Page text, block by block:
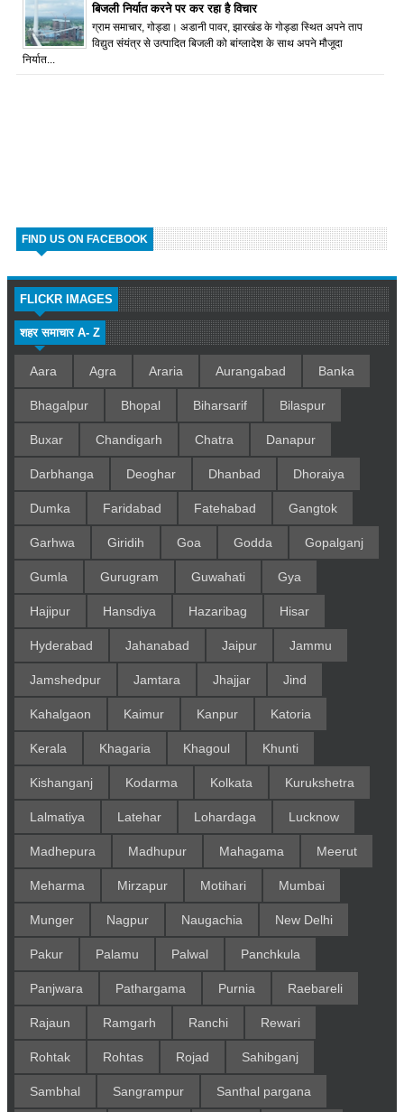
बिजली निर्यात करने पर कर रहा है विचार
ग्राम समाचार, गोड्डा। अडानी पावर, झारखंड के गोड्डा स्थित अपने ताप
विद्युत संयंत्र से उत्पादित बिजली को बांग्लादेश के साथ अपने मौजूदा
निर्यात...
FIND US ON FACEBOOK
FLICKR IMAGES
शहर समाचार A- Z
Aara Agra Araria Aurangabad Banka
Bhagalpur Bhopal Biharsarif Bilaspur
Buxar Chandigarh Chatra Danapur
Darbhanga Deoghar Dhanbad Dhoraiya
Dumka Faridabad Fatehabad Gangtok
Garhwa Giridih Goa Godda Gopalganj
Gumla Gurugram Guwahati Gya
Hajipur Hansdiya Hazaribag Hisar
Hyderabad Jahanabad Jaipur Jammu
Jamshedpur Jamtara Jhajjar Jind
Kahalgaon Kaimur Kanpur Katoria
Kerala Khagaria Khagoul Khunti
Kishanganj Kodarma Kolkata Kurukshetra
Lalmatiya Latehar Lohardaga Lucknow
Madhepura Madhupur Mahagama Meerut
Meharma Mirzapur Motihari Mumbai
Munger Nagpur Naugachia New Delhi
Pakur Palamu Palwal Panchkula
Panjwara Pathargama Purnia Raebareli
Rajaun Ramgarh Ranchi Rewari
Rohtak Rohtas Rojad Sahibganj
Sambhal Sangrampur Santhal pargana